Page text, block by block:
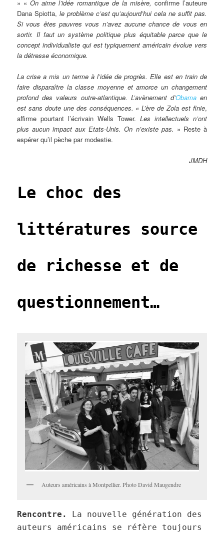
» «On aime l’idée romantique de la misère, confirme l’auteure
Dana Spiotta, le problème c’est qu’aujourd’hui cela ne suffit pas.
Si vous êtes pauvres vous n’avez aucune chance de vous en
sortir. Il faut un système politique plus équitable parce que le
concept individualiste qui est typiquement américain évolue vers
la détresse économique.
La crise a mis un terme à l’idée de progrès. Elle est en train de
faire disparaître la classe moyenne et amorce un changement
profond des valeurs outre-atlantique. L’avènement d’Obamaen
est sans doute une des conséquences. «L’ère de Zola est finie,
affirme pourtant l’écrivain Wells Tower. Les intellectuels n’ont
plus aucun impact aux Etats-Unis. On n’existe pas. » Reste à
espérer qu’il pèche par modestie.
JMDH
Le choc des
littératures source
de richesse et de
questionnement…
Auteurs américains à Montpellier. Photo David Maugendre
Rencontre. La nouvelle génération des
auteurs américains se réfère toujours